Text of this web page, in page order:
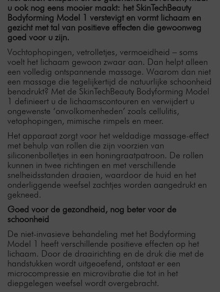
u ook nog eens mooier maakt: het SkinTechBeauty
Bodyforming Model 1 verstevigt en vormt lichaam en
gezicht met tal van positieve effecten die gewoonweg
goed voor u zijn.
Vochtophopingen, vetrolletjes, vermoeidheid – soms
voelt het lichaam gewoon zwaar aan. Dan helpt alleen
een volledig ontspannende massage. Waarom dan niet
een massage die tegelijkertijd de natuurlijke schoonheid
benadrukt? Met de SkinTechBeauty Bodyforming Model
1 definieert u de lichaamscontouren en verwijdert u
ongewenste ‘onvolkomenheden’ zoals cellulitis,
vetophopingen, mimische rimpels en meer.
Het apparaat zorgt voor het weldadige massage-effect
met behulp van rollen die zijn voorzien van
siliconenbolletjes in een honingraatpatroon. De rollen
kunnen in twee richtingen en met verschillende
snelheidsstanden draaien, waardoor de huid en het
onderliggende weefsel zachtjes worden aangedrukt en
gekneed.
Goed voor de gezondheid, nog beter voor de
schoonheid
De niet-invasieve behandeling met het Bodyforming
Model 1 heeft verschillende positieve effecten op het
lichaam. Door de draairichting en de druk die met de
handstukken wordt uitgeoefend, ontstaat er een
microcompressie en microvibratie die tot in het
diepgelegen weefsel wordt overgebracht.